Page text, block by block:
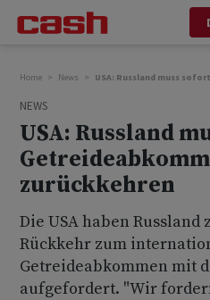
Home News USA: Russland muss
NEWS
USA: Russland
zurückkehren
Die USA haben
Rückkehr zum
Getreideabkommen mit
aufgefordert. "Wir